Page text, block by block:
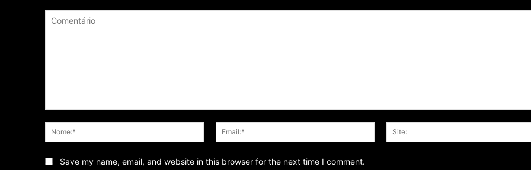
Nome:*
Email:*
Save my name, email, and website in this browser for the next time I comment.